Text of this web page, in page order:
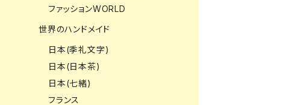
ファッションWORLD
世界のハンドメイド
日本(季礼文字)
日本(日本茶)
日本(七緒)
フランス